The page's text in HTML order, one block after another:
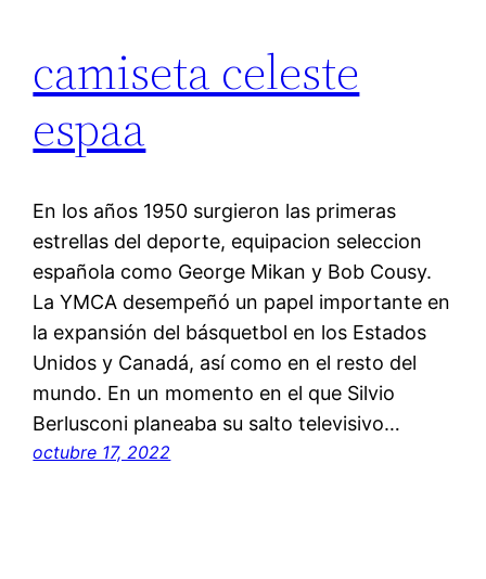
camiseta celeste
espaa
En los años 1950 surgieron las primeras
estrellas del deporte, equipacion seleccion
española como George Mikan y Bob Cousy.
La YMCA desempeñó un papel importante en
la expansión del básquetbol en los Estados
Unidos y Canadá, así como en el resto del
mundo. En un momento en el que Silvio
Berlusconi planeaba su salto televisivo…
octubre 17, 2022